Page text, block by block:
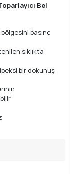
Bel
basınç
sıklıkta
bir dokunuş